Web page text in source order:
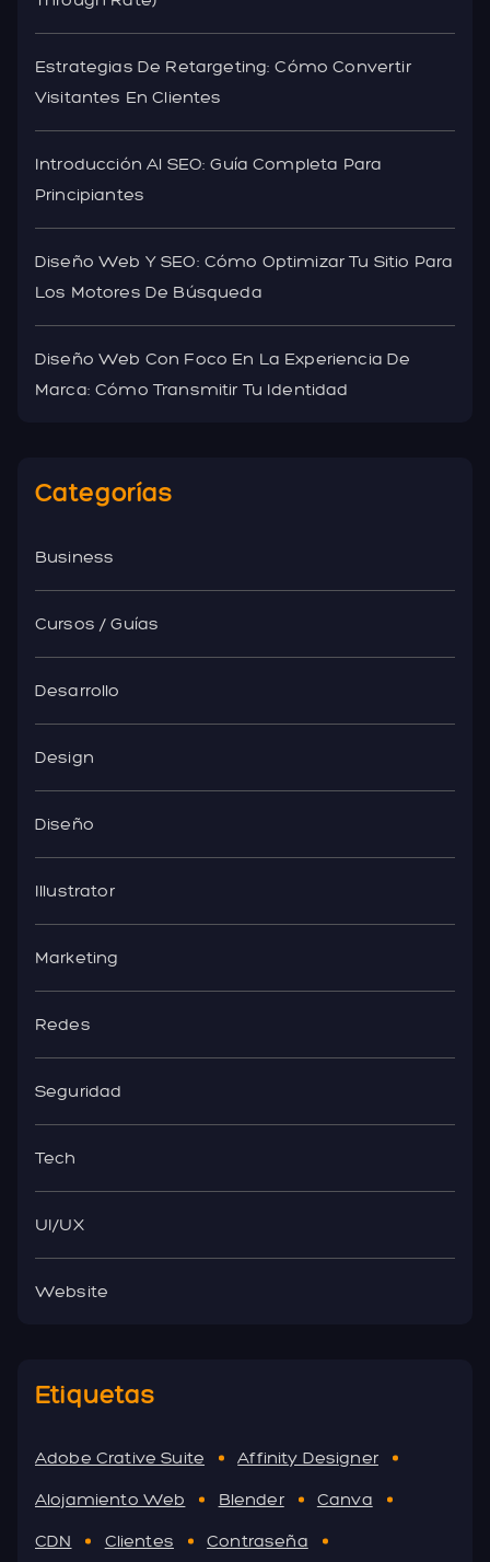
Estrategias De Retargeting: Cómo Convertir
Visitantes En Clientes
Introducción Al SEO: Guía Completa Para
Principiantes
Diseño Web Y SEO: Cómo Optimizar Tu Sitio Para
Los Motores De Búsqueda
Diseño Web Con Foco En La Experiencia De
Marca: Cómo Transmitir Tu Identidad
Categorías
Business
Cursos / Guías
Desarrollo
Design
Diseño
Illustrator
Marketing
Redes
Seguridad
Tech
UI/UX
Website
Etiquetas
Adobe Crative Suite
Affinity Designer
Alojamiento Web
Blender
Canva
CDN
Clientes
Contraseña